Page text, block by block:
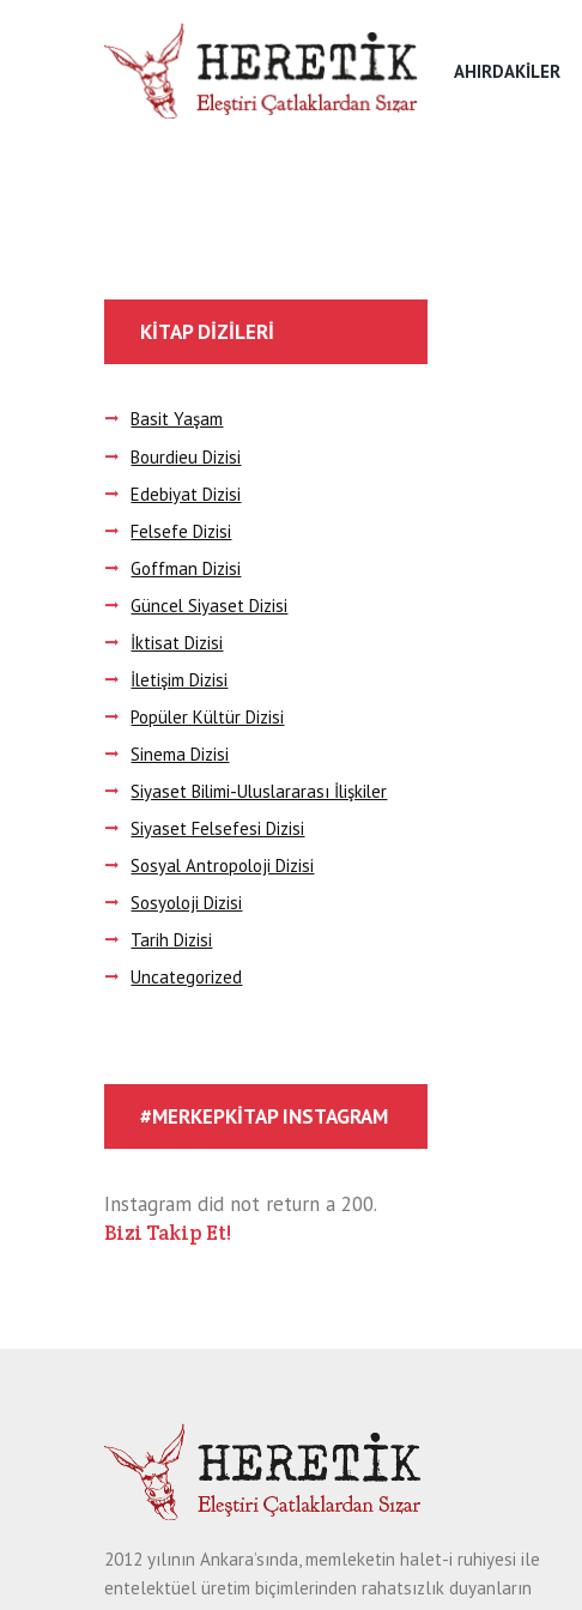
AHIRDAKILER
KITAP DIZILERI
Basit Yaşam
Bourdieu Dizisi
Edebiyat Dizisi
Felsefe Dizisi
Goffman Dizisi
Güncel Siyaset Dizisi
İktisat Dizisi
İletişim Dizisi
Popüler Kültür Dizisi
Sinema Dizisi
Siyaset Bilimi-Uluslararası İlişkiler
Siyaset Felsefesi Dizisi
Sosyal Antropoloji Dizisi
Sosyoloji Dizisi
Tarih Dizisi
Uncategorized
#MERKEPKITAP INSTAGRAM
Instagram did not return a 200.
Bizi Takip Et!
2012 yılının Ankara’sında, memleketin halet-i ruhiyesi ile
entelektüel üretim biçimlerinden rahatsızlık duyanların